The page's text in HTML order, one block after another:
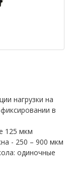
нагрузки на
в
125 мкм
- 250 – 900 мкм
одиночные